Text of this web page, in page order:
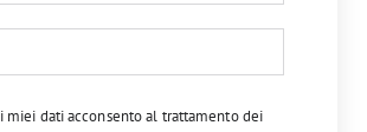
miei dati acconsento al trattamento dei